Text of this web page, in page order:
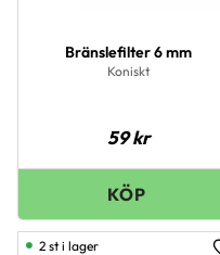
Bränslefilter 6 mm
Koniskt
59kr
2 st i lager